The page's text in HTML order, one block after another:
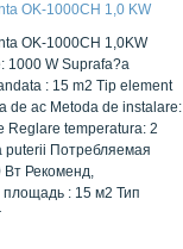
OK-1000СН 1,0 KW
OK-1000СН 1,0KW
1000 W Suprafa?a
: 15 m2 Tip element
de ac Metoda de instalare:
Reglare temperatura: 2
puterii Потребляемая
Рекоменд,
: 15 м2 Тип